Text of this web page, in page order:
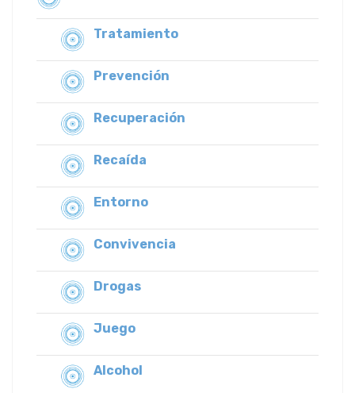
Tratamiento
Prevención
Recuperación
Recaída
Entorno
Convivencia
Drogas
Juego
Alcohol